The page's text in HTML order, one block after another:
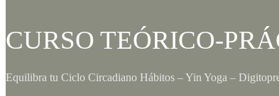
CURSO TEÓRICO-
Equilibra tu Ciclo Circadiano Hábitos – Yin Yoga –